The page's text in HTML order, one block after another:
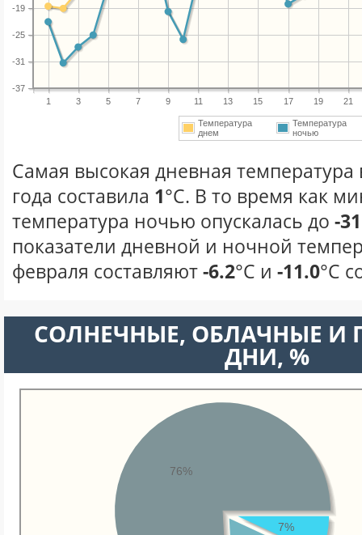
1 3 5 7 9 11 13 15 17 19 21
-37
-31
-25
-19
Температура
днем
Температура
ночью
Самая высокая дневная температура
года составила 1°С. В то время как
температура ночью опускалась до -31
показатели дневной и ночной
февраля составляют-6.2°С и -11.0°С
CОЛНЕЧНЫЕ, ОБЛАЧНЫЕ И
ДНИ, %
7%
76%